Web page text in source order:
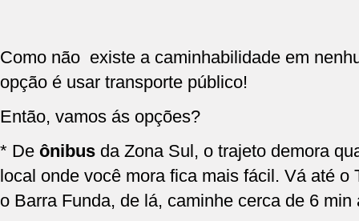
Como não existe a caminhabilidade em
opção é usar transporte público!
Então, vamos ás opções?
* De ônibus da Zona Sul, o trajeto demora
local onde você mora fica mais fácil. Vá até o
o Barra Funda, de lá, caminhe cerca de 6